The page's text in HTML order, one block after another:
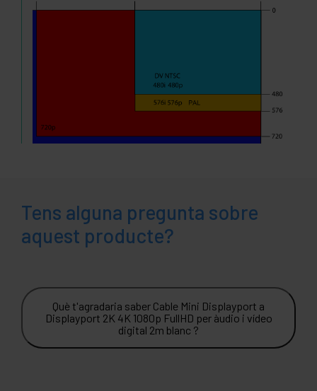
Tens alguna pregunta sobre
aquest producte?
Què t'agradaria saber Cable Mini Displayport a
Displayport 2K 4K 1080p FullHD per àudio i vídeo
digital 2m blanc ?